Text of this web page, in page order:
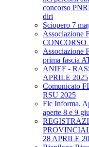
concorso
diri
Sciopero 7
Associazione
Associazione
prima fascia
ANIEF -
APRILE 2025
Comunicato
RSU 2025
Flc Informa.
aperte 8 e 9
28 APRILE